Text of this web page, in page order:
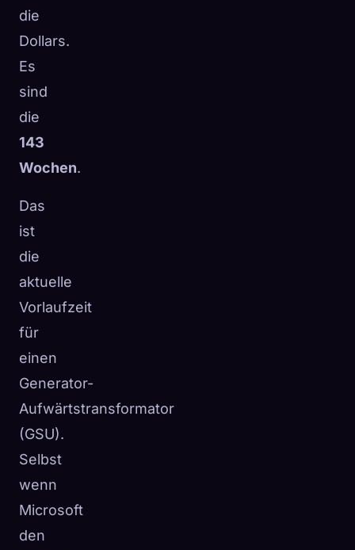
die
Dollars.
Es
sind
die
143
Wochen.
Das
ist
die
aktuelle
Vorlaufzeit
für
einen
Generator-
Aufwärtstransformator
(GSU).
Selbst
wenn
Microsoft
den